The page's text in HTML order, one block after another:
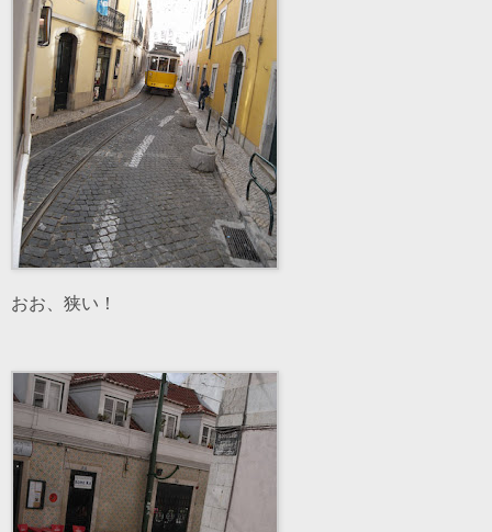
おお、狭い！